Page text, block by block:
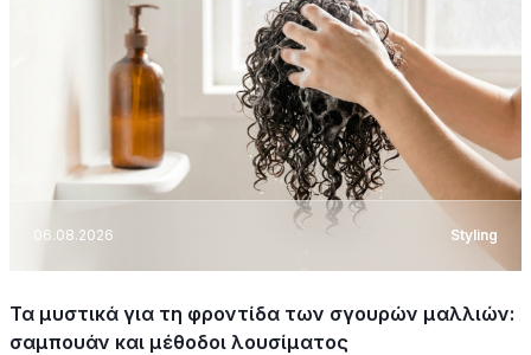
06.08.2026 Styling
Τα μυστικά για τη φροντίδα των σγουρών μαλλιών:
σαμπουάν και μέθοδοι λουσίματος